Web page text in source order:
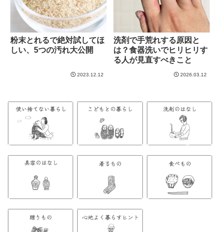
粉末とれるで絶対試してほ
しい、5つの汚れ大公開
2023.12.12
洗剤で手荒れする原因と
は？食器洗いでヒリヒリす
る人が見直すべきこと
2026.03.12